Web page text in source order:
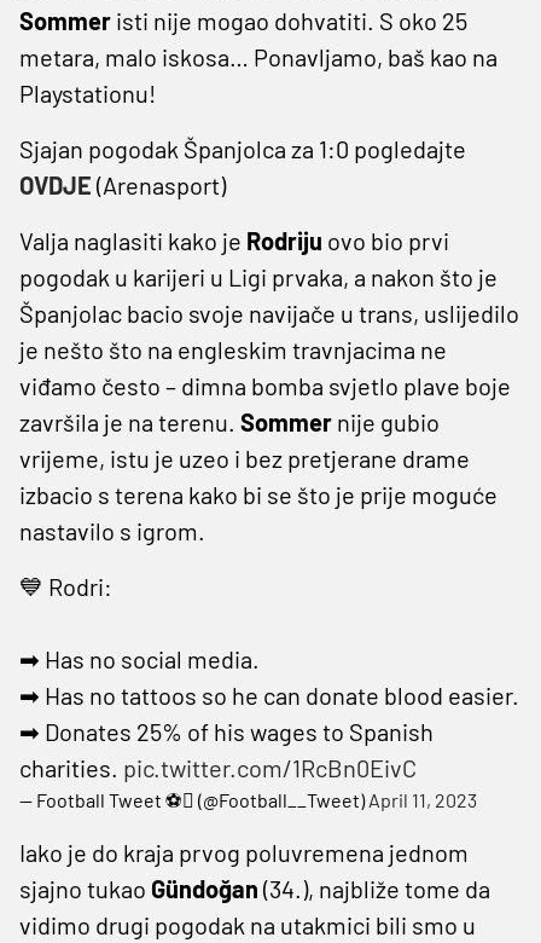
Sommer isti nije mogao dohvatiti. S oko 25
metara, malo iskosa… Ponavljamo, baš kao na
Playstationu!
Sjajan pogodak Španjolca za 1:0 pogledajte
OVDJE (Arenasport)
Valja naglasiti kako je Rodriju ovo bio prvi
pogodak u karijeri u Ligi prvaka, a nakon što je
Španjolac bacio svoje navijače u trans, uslijedilo
je nešto što na engleskim travnjacima ne
viđamo često – dimna bomba svjetlo plave boje
završila je na terenu. Sommer nije gubio
vrijeme, istu je uzeo i bez pretjerane drame
izbacio s terena kako bi se što je prije moguće
nastavilo s igrom.
💙 Rodri:
➡ Has no social media.
➡ Has no tattoos so he can donate blood easier.
➡ Donates 25% of his wages to Spanish
charities. pic.twitter.com/1RcBn0EivC
— Football Tweet ⚽ (@Football__Tweet)April 11, 2023
Iako je do kraja prvog poluvremena jednom
sjajno tukao Gündoğan (34.), najbliže tome da
vidimo drugi pogodak na utakmici bili smo u